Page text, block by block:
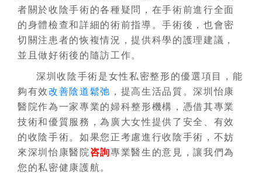
者關於收陰手術的各種疑問，在手術前進行全面
的身體檢查和詳細的術前指導。手術後，也會密
切關注患者的恢複情況，提供科學的護理建議，
並且做好術後的隨訪工作。
深圳收陰手術是女性私密整形的優選項目，能
夠有效改善陰道鬆弛 ，提高生活品質。深圳怡康
醫院作為一家專業的婦科整形機構，憑借其專業
技術和優質服務，為廣大女性提供了安全、有效
的收陰手術。如果您正考慮進行收陰手術，不妨
來深圳怡康醫院 咨詢專業醫生的意見，讓我們為
您的私密健康護航。